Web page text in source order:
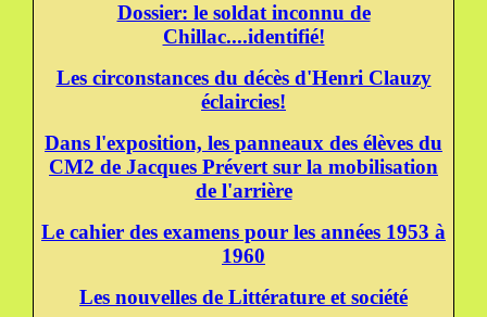
Dossier: le soldat inconnu de
Chillac....identifié!
Les circonstances du décès d'Henri Clauzy
éclaircies!
Dans l'exposition, les panneaux des élèves du
CM2 de Jacques Prévert sur la mobilisation
de l'arrière
Le cahier des examens pour les années 1953 à
1960
Les nouvelles de Littérature et société